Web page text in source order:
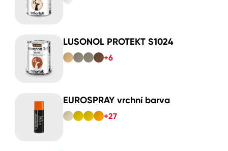
LUSONOL PROTEKT S1024
+6
EUROSPRAY vrchní barva
+27